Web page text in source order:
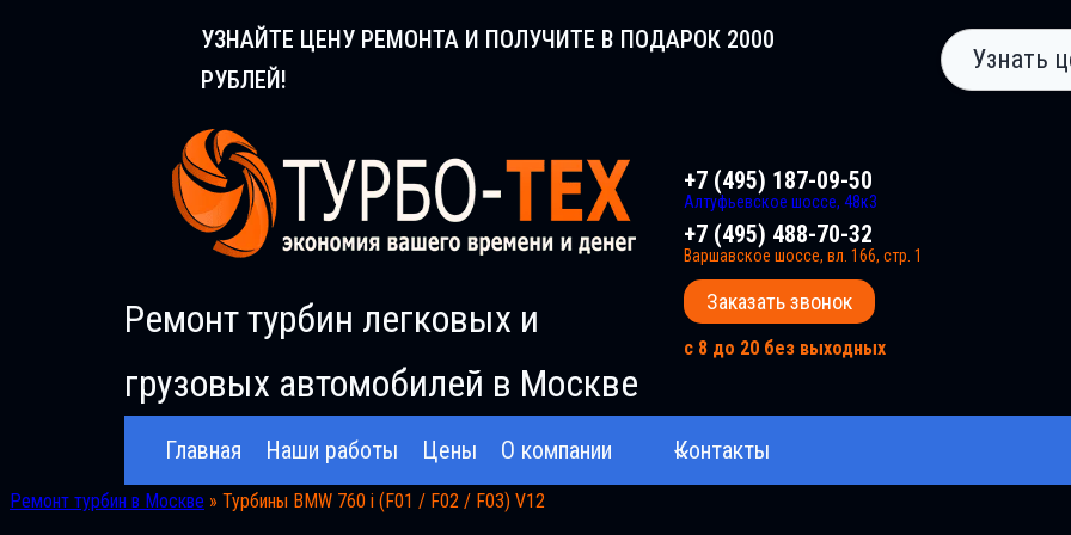
УЗНАЙТЕ ЦЕНУ РЕМОНТА И ПОЛУЧИТЕ В ПОДАРОК 2000
РУБЛЕЙ!
Узнать
Ремонт турбин легковых и
грузовых автомобилей в Москве
+7 (495) 187-09-50
Алтуфьевское шоссе, 48к3
+7 (495) 488-70-32
Варшавское шоссе, вл. 166, стр. 1
Заказать звонок
с 8 до 20 без выходных
Главная Наши работы Цены О компании Контакты
Ремонт турбин в Москве » Турбины BMW 760 i (F01 / F02 / F03) V12